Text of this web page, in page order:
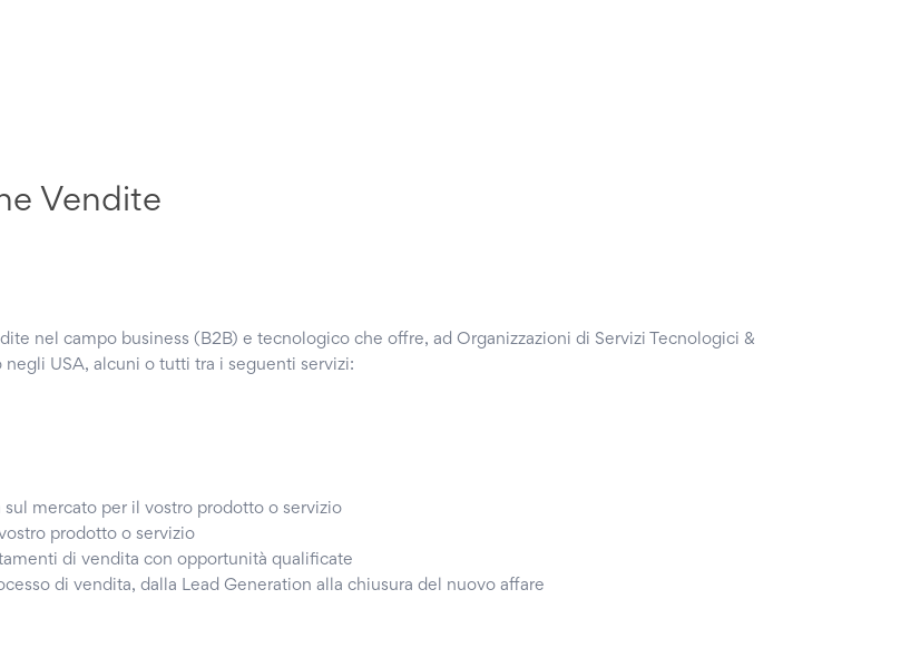
Vendite
nel campo business (B2B) e tecnologico che offre, ad Organizzazioni di Servizi Tecnologici &
USA, alcuni o tutti tra i seguenti servizi:
sul mercato per il vostro prodotto o servizio
prodotto o servizio
di vendita con opportunità qualificate
di vendita, dalla Lead Generation alla chiusura del nuovo affare